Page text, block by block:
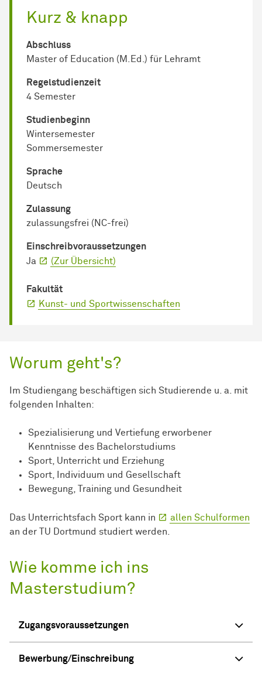
Kurz & knapp
Abschluss
Master of Education (M.Ed.) für Lehramt
Regel­studienzeit
4 Semester
Studienbeginn
Wintersemester
Sommersemester
Sprache
Deutsch
Zulassung
zulassungsfrei (NC-frei)
Einschreib­voraussetzungen
Ja
(Zur Übersicht)
Fakultät
Kunst- und Sportwissenschaften
Worum geht's?
Im Studiengang beschäftigen sich Studierende u. a. mit
folgenden Inhalten:
Spezialisierung und Vertiefung erworbener
Kenntnisse des Bachelorstudiums
Sport, Unterricht und Erziehung
Sport, Individuum und Gesellschaft
Bewegung, Training und Gesundheit
Das Unterrichtsfach Sport kann in
allen Schulformen
an der TU Dortmund studiert werden.
Wie komme ich ins
Masterstudium?
Zugangsvoraussetzungen
Bewerbung/Einschreibung